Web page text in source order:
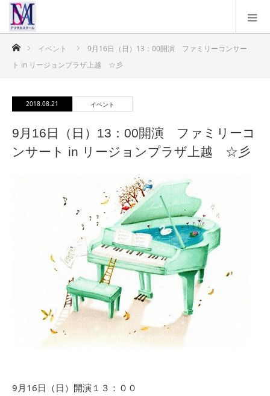
ホーム イベント
9月16日（日）13：00開演 ファミリーコンサー
ト in リージョンプラザ上越 ☆彡
2018.08.21 イベント
9月16日（日）13：00開演 ファミリーコ
ンサート in リージョンプラザ上越 ☆彡
9月16日（日）開演１３：００